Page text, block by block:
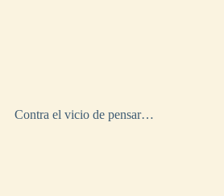
Contra el vicio de pensar…